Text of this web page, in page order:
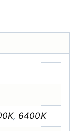
, 6400K